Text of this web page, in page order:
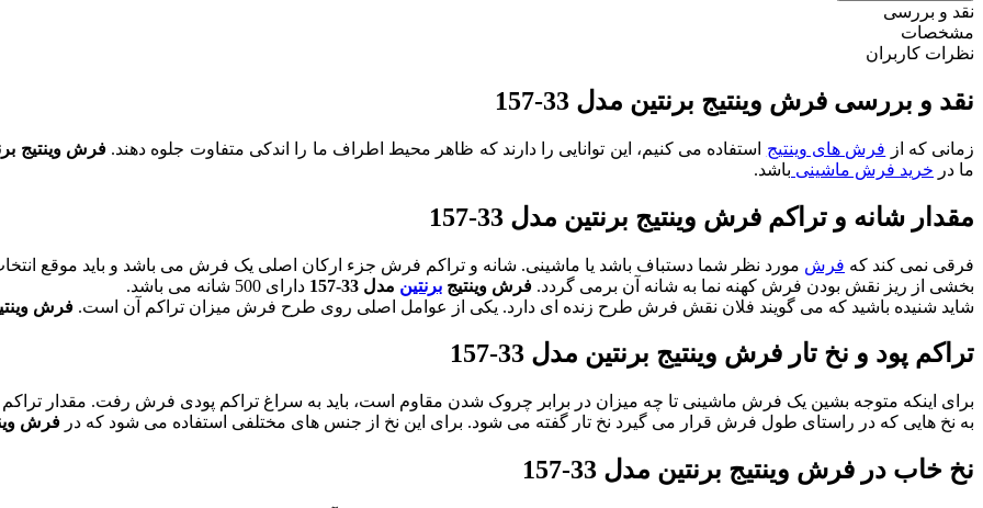
نقد و بررسی
مشخصات
نظرات کاربران
نقد و بررسی فرش وینتیج برنتین مدل 33-157
زمانی که از فرش های وینتیج استفاده می کنیم، این توانایی را دارند که ظاهر محیط اطراف ما را اندکی متفاوت جلوه دهند.فرش وینتیج
ما در خرید فرش ماشینی باشد.
مقدار شانه و تراکم فرش وینتیج برنتین مدل 33-157
فرقی نمی کند که فرش مورد نظر شما دستباف باشد یا ماشینی. شانه و تراکم فرش جزء ارکان اصلی یک فرش می باشد و باید موقع
بخشی از ریز نقش بودن فرش کهنه نما به شانه آن برمی گردد. فرش وینتیج برنتین مدل 33-157
دارای 500 شانه می باشد.
شاید شنیده باشید که می گویند فلان نقش فرش طرح زنده ای دارد. یکی از عوامل اصلی روی طرح فرش میزان تراکم آن است. فرش وینتیج
تراکم پود و نخ تار فرش وینتیج برنتین مدل 33-157
برای اینکه متوجه بشین یک فرش ماشینی تا چه میزان در برابر چروک شدن مقاوم است، باید به سراغ تراکم پودی فرش رفت. مقدار تراکم
به نخ هایی که در راستای طول فرش قرار می گیرد نخ تار گفته می شود. برای این نخ از جنس های مختلفی استفاده می شود که در فرش
نخ خاب در فرش وینتیج برنتین مدل 33-157